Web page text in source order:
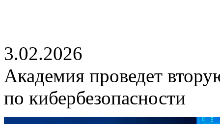
3.02.2026
Академия проведет
по кибербезопасности